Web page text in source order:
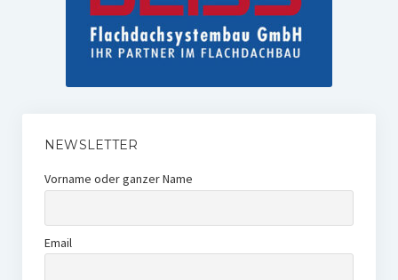
NEWSLETTER
Vorname oder ganzer Name
Email